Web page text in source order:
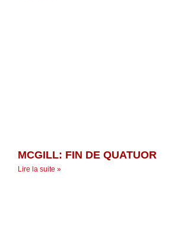
MCGILL: FIN DE QUATUOR
Lire la suite »